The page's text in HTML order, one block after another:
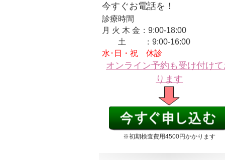
今すぐお電話を！
診療時間
月 火 木 金：9:00-18:00
土 ：9:00-16:00
水･日・祝 休診
オンライン予約も受け付け
ります
※初期検査費用4500円かかります